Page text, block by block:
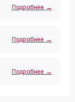
Подробнее →
Подробнее →
Подробнее →